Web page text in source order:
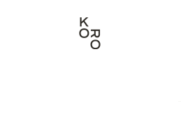
0130 Oslo